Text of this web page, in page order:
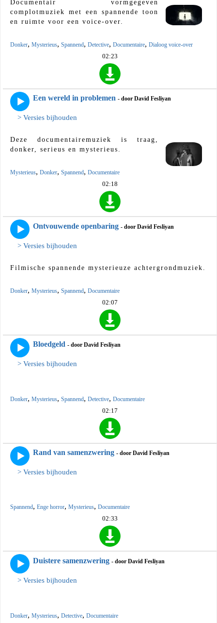
Documentair vormgegeven
complotmuziek met een spannende toon
en ruimte voor een voice-over.
Donker, Mysterieus, Spannend, Detective, Documentaire, Dialoog voice-over
02:23
Een wereld in problemen - door David Fesliyan
> Versies bijhouden
Deze documentairemuziek is traag,
donker, serieus en mysterieus.
Mysterieus, Donker, Spannend, Documentaire
02:18
Ontvouwende openbaring - door David Fesliyan
> Versies bijhouden
Filmische spannende mysterieuze achtergrondmuziek.
Donker, Mysterieus, Spannend, Documentaire
02:07
Bloedgeld - door David Fesliyan
> Versies bijhouden
Donker, Mysterieus, Spannend, Detective, Documentaire
02:17
Rand van samenzwering - door David Fesliyan
> Versies bijhouden
Spannend, Enge horror, Mysterieus, Documentaire
02:33
Duistere samenzwering - door David Fesliyan
> Versies bijhouden
Donker, Mysterieus, Detective, Documentaire